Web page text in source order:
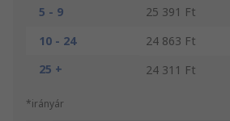
5 - 9
25 391 Ft
10 - 24
24 863 Ft
25 +
24 311 Ft
*irányár